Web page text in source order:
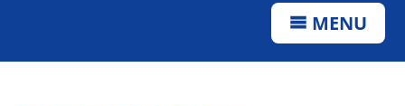
MENU